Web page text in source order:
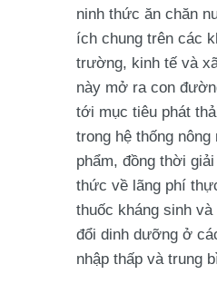
ninh thức ăn chăn
ích chung trên các
trường, kinh tế và
này mở ra con
tới mục tiêu phát
trong hệ thống
phẩm, đồng thời
thức về lãng phí
thuốc kháng sinh
đổi dinh dưỡng ở
nhập thấp và trung